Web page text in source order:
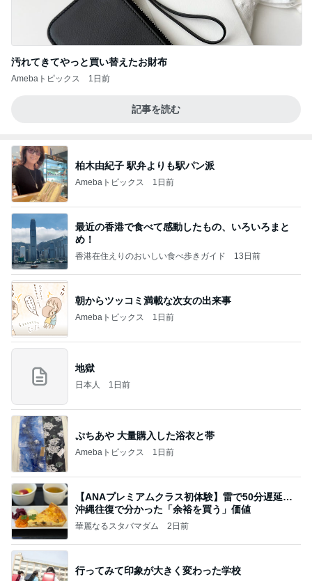
汚れてきてやっと買い替えたお財布
Amebaトピックス 1日前
記事を読む
柏木由紀子 駅弁よりも駅パン派
Amebaトピックス 1日前
最近の香港で食べて感動したもの、いろいろまと
め！
香港在住えりのおいしい食べ歩きガイド 13日前
朝からツッコミ満載な次女の出来事
Amebaトピックス 1日前
地獄
日本人 1日前
ぷちあや 大量購入した浴衣と帯
Amebaトピックス 1日前
【ANAプレミアムクラス初体験】雷で50分遅延…
沖縄往復で分かった「余裕を買う」価値
華麗なるスタバマダム 2日前
行ってみて印象が大きく変わった学校